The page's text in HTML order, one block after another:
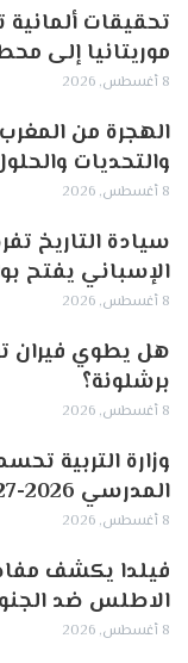
تحقيقات
موريتانيا إلى
8 أغسطس, 2026
الهجرة من
والتحديات
8 أغسطس, 2026
سيادة التاريخ
الإسباني يفتح
8 أغسطس, 2026
هل يطوي فيران
برشلونة؟
8 أغسطس, 2026
وزارة التربية
المدرسي 2026-2027
8 أغسطس, 2026
فيلدا يكشف
الاطلس ضد
8 أغسطس, 2026